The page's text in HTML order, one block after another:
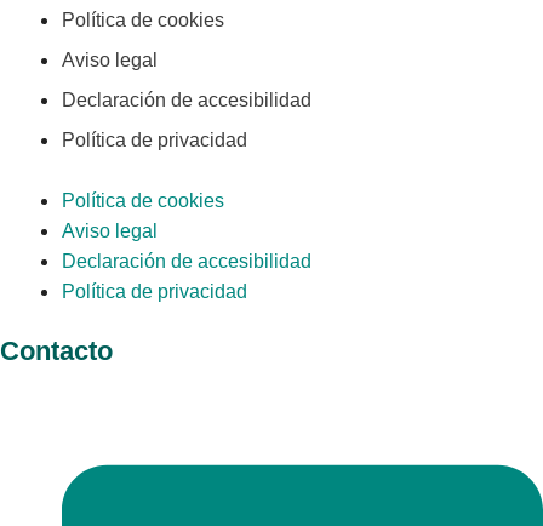
Política de cookies
Aviso legal
Declaración de accesibilidad
Política de privacidad
Política de cookies
Aviso legal
Declaración de accesibilidad
Política de privacidad
Contacto